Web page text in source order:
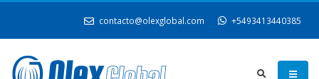
contacto@olexglobal.com +5493413440385